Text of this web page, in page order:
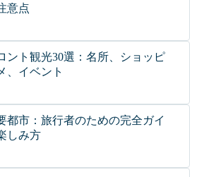
意点
ント観光30選：名所、ショッピ
、イベント
都市：旅行者のための完全ガイ
しみ方